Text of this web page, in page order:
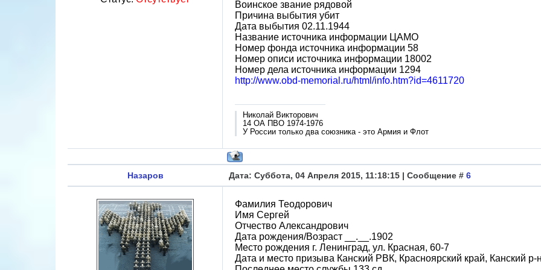
Воинское звание рядовой
Причина выбытия убит
Дата выбытия 02.11.1944
Название источника информации ЦАМО
Номер фонда источника информации 58
Номер описи источника информации 18002
Номер дела источника информации 1294
http://www.obd-memorial.ru/html/info.htm?id=4611720
Николай Викторович
14 ОА ПВО 1974-1976
У России только два союзника - это Армия и Флот
Назаров Дата: Суббота, 04 Апреля 2015, 11:18:15 | Сообщение # 6
Фамилия Теодорович
Имя Сергей
Отчество Александрович
Дата рождения/Возраст __.__.1902
Место рождения г. Ленинград, ул. Красная, 60-7
Дата и место призыва Канский РВК, Красноярский край, Канский р-